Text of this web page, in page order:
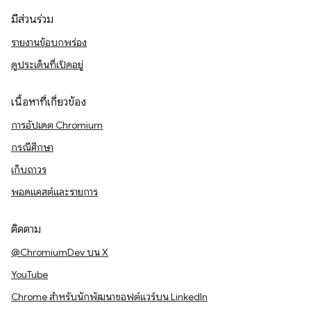
มีส่วนร่วม
รายงานข้อบกพร่อง
ดูประเด็นที่เปิดอยู่
เนื้อหาที่เกี่ยวข้อง
การอัปเดต Chromium
กรณีศึกษา
เก็บถาวร
พอดแคสต์และรายการ
ติดตาม
@ChromiumDev บน X
YouTube
Chrome สำหรับนักพัฒนาซอฟต์แวร์บน LinkedIn